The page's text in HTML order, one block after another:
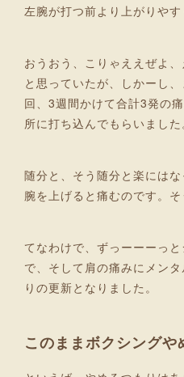
左腕が打つ前より上がりやす
おうおう、こりゃええぜよ、
と思っていたが、しかーし
回、3週間かけて合計3発の
所に打ち込んでもらいました
随分と、そう随分と楽には
腕を上げると痛むのです。そ
てなわけで、ずっーーーっ
で、そして肩の痛みにメン
りの更新となりました。
このままボクシングや